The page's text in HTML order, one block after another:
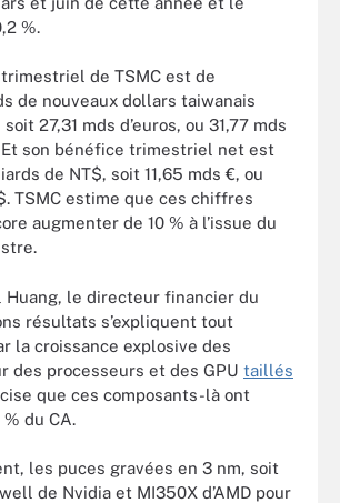
%.
de TSMC est de
de nouveaux dollars taiwanais
27,31 mds d’euros, ou 31,77 mds
son bénéfice trimestriel net est
de NT$, soit 11,65 mds €, ou
TSMC estime que ces chiffres
augmenter de 10 % à l’issue du
Huang, le directeur financier du
résultats s’expliquent tout
la croissance explosive des
des processeurs et des GPU taillés
que ces composants-là ont
du CA.
les puces gravées en 3 nm, soit
de Nvidia et MI350X d’AMD pour